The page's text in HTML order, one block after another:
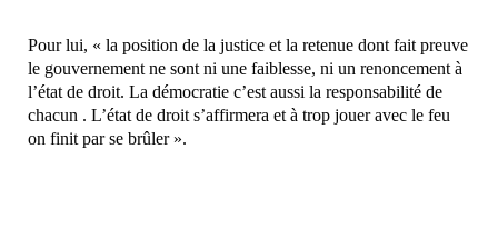
Pour lui, « la position de la justice et la retenue dont fait preuve
le gouvernement ne sont ni une faiblesse, ni un renoncement à
l’état de droit. La démocratie c’est aussi la responsabilité de
chacun . L’état de droit s’affirmera et à trop jouer avec le feu
on finit par se brûler ».